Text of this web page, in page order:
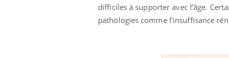
difficiles à supporter avec l’âge.
pathologies comme l’insuffisance